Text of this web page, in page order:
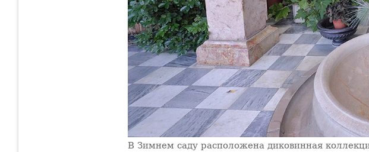
В Зимнем саду расположена диковинная